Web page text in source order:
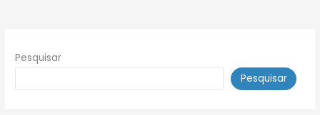
Pesquisar
Pesquisar